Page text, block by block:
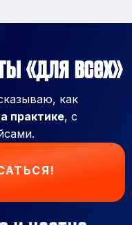
«для всех»
как
практике, с